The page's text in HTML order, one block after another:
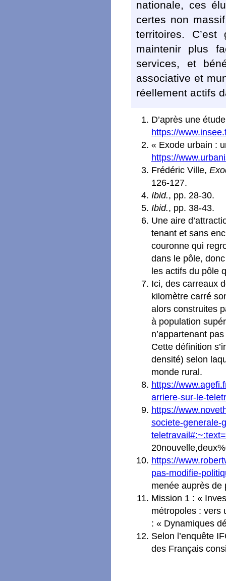
nationale, ces
certes non
territoires.
maintenir plus
services, et
associative et
réellement actifs
D’après une
https://
« Exode urbain :
https://
Frédéric Ville,
126-127.
Ibid., pp. 28-30.
Ibid., pp. 38-43.
Une aire
tenant et sans
couronne qui
dans le pôle,
les actifs du pôle
Ici, des carreaux
kilomètre carré
alors construites
à population
n’appartenant
Cette définition
densité) selon
monde rural.
https://
arriere-sur-le-
https://
societe-generale-
https://
pas-modifie-
menée auprès de
Mission 1 : «
métropoles : vers
: « Dynamiques
Selon l’enquête
des Français